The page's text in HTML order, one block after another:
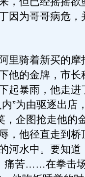
因为哥哥病危，
骑着新买的摩
他的金牌，市长
起暴雨，他走进
”为由驱逐出店
，企图抢走他的
，他径直走到桥
河水中。要知道
痛苦……在拳击